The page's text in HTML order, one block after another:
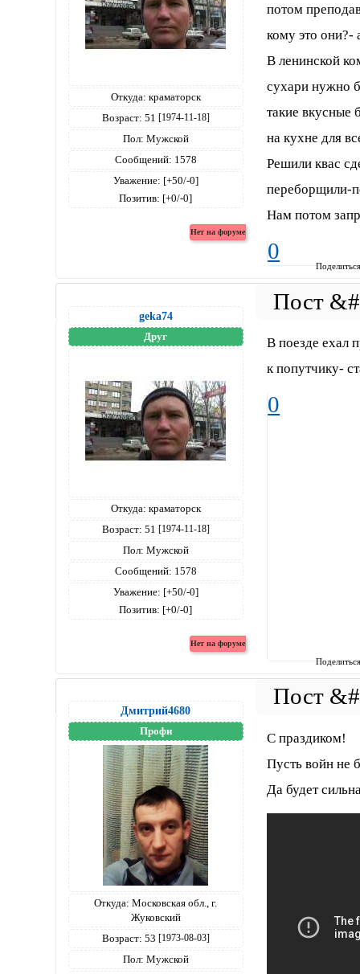
Откуда: краматорск
Возраст: 51 [1974-11-18]
Пол: Мужской
Сообщений: 1578
Уважение: [+50/-0]
Позитив: [+0/-0]
потом
кому это они?-
В ленинской
сухари нужно
такие вкусные
на кухне для
Решили квас
переборщили-
Нам потом
0
geka74
Друг
Откуда: краматорск
Возраст: 51 [1974-11-18]
Пол: Мужской
Сообщений: 1578
Уважение: [+50/-0]
Позитив: [+0/-0]
В поезде ехал
к попутчику-
0
Дмитрий4680
Профи
Откуда: Московская обл., г.
Жуковский
Возраст: 53 [1973-08-03]
Пол: Мужской
С праздиком!
Пусть войн не
Да будет